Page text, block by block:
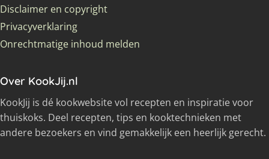
Disclaimer en copyright
Privacyverklaring
Onrechtmatige inhoud melden
Over KookJij.nl
KookJij is dé kookwebsite vol recepten en inspiratie voor
thuiskoks. Deel recepten, tips en kooktechnieken met
andere bezoekers en vind gemakkelijk een heerlijk gerecht.